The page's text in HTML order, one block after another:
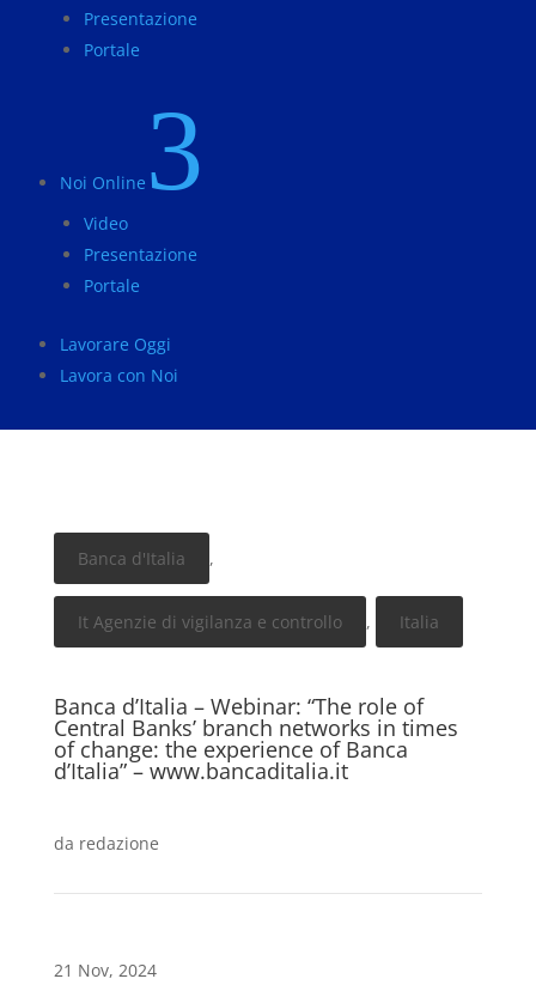
Presentazione
Portale
Noi Online 3
Video
Presentazione
Portale
Lavorare Oggi
Lavora con Noi
Banca d'Italia ,
It Agenzie di vigilanza e controllo , Italia
Banca d’Italia – Webinar: “The role of
Central Banks’ branch networks in times
of change: the experience of Banca
d’Italia” – www.bancaditalia.it
da redazione
21 Nov, 2024